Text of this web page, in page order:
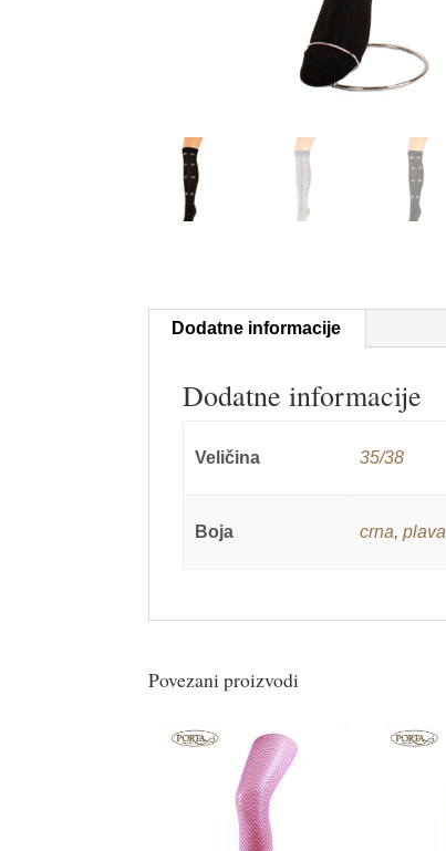
Dodatne informacije
Dodatne informacije
Veličina 35/38
Boja crna, plava
Povezani proizvodi